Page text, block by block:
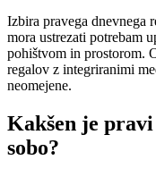
Izbira pravega dnevnega
mora ustrezati potrebam
pohištvom in prostorom.
regalov z integriranimi
neomejene.
Kakšen je pravi
sobo?